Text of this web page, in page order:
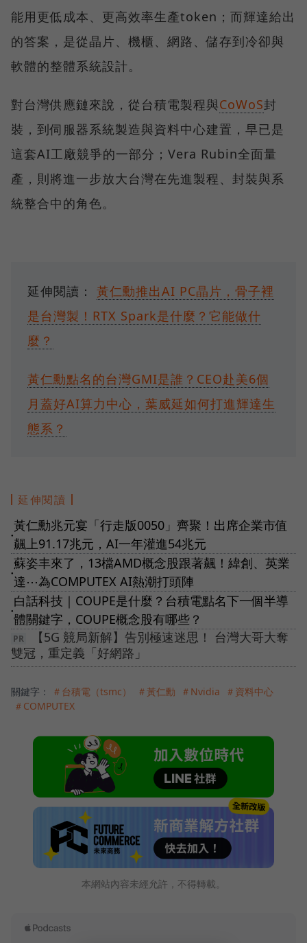
能用更低成本、更高效率生產token；而輝達給出
的答案，是從晶片、機櫃、網路、儲存到冷卻與
軟體的整體系統設計。
對台灣供應鏈來說，從台積電製程與CoWoS封
裝，到伺服器系統製造與資料中心建置，早已是
這套AI工廠競爭的一部分；Vera Rubin全面量
產，則將進一步放大台灣在先進製程、封裝與系
統整合中的角色。
延伸閱讀： 黃仁勳推出AI PC晶片，骨子裡
是台灣製！RTX Spark是什麼？它能做什
麼？
黃仁勳點名的台灣GMI是誰？CEO赴美6個
月蓋好AI算力中心，葉威延如何打進輝達生
態系？
延伸閱讀
●
黃仁勳兆元宴「行走版0050」齊聚！出席企業市值
飆上91.17兆元，AI一年灌進54兆元
●
蘇姿丰來了，13檔AMD概念股跟著飆！緯創、英業
達⋯為COMPUTEX AI熱潮打頭陣
●
白話科技｜COUPE是什麼？台積電點名下一個半導
體關鍵字，COUPE概念股有哪些？
【5G 競局新解】告別極速迷思！ 台灣大哥大奪
雙冠，重定義「好網路」
關鍵字： ＃台積電（tsmc） ＃黃仁勳 ＃Nvidia
＃資料中心
＃COMPUTEX
本網站內容未經允許，不得轉載。